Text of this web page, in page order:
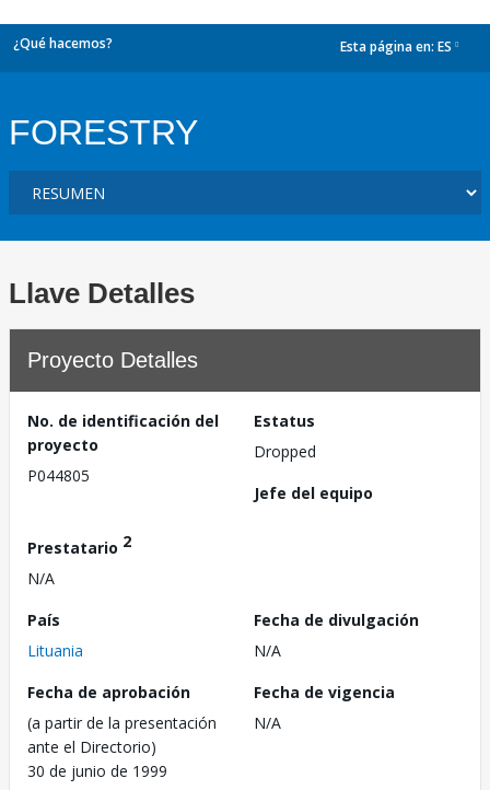
¿Qué hacemos? Esta página en: ES
FORESTRY
Llave Detalles
Proyecto Detalles
No. de identificación del
proyecto
P044805
Estatus
Dropped
Jefe del equipo
Prestatario 2
N/A
País
Lituania
Fecha de divulgación
N/A
Fecha de aprobación
(a partir de la presentación
ante el Directorio)
30 de junio de 1999
Fecha de vigencia
N/A